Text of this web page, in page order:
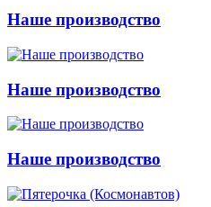
Наше производство
Наше производство
Наше производство